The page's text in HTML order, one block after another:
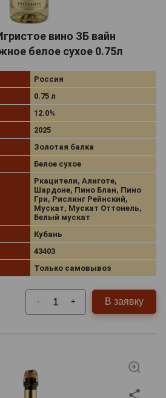
вино ЗБ вайн
белое сухое 0.75л
Россия
0.75 л
12.0%
2025
Золотая балка
Белое сухое
Ркацители, Алиготе,
Шардоне, Пино Блан, Пино
Гри, Рислинг Рейнский,
Мускат, Мускат Оттонель,
Белый мускат
Кубань
43403
Только самовывоз
- + В заявку